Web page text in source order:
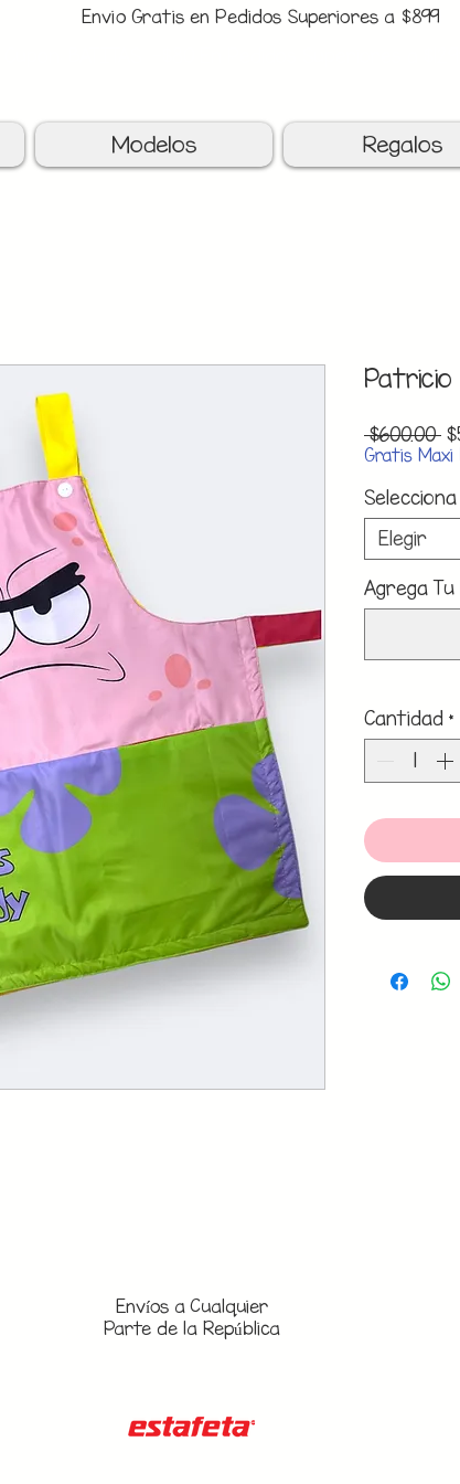
Envio Gratis en Pedidos Superiores a $899
Modelos Regalos
$600.00
Gratis Maxi
Elegir
Agrega
Cantidad *
Envíos aCualquier
Parte de la República